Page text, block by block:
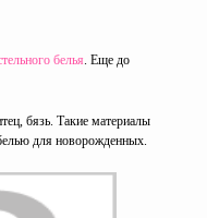
белья. Еще до
бязь. Такие материалы
для новорожденных.